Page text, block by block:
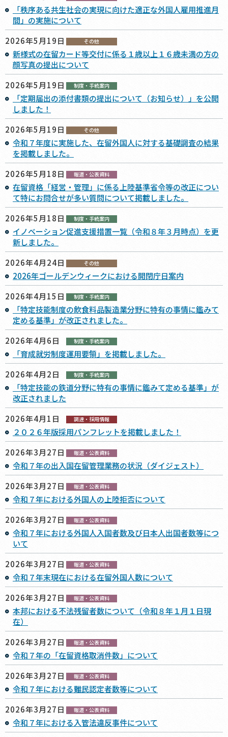
「秩序ある共生社会の実現に向けた適正な外国人雇用推進月
間」の実施について
2026年5月19日
その他
新様式の在留カード等交付に係る１歳以上１６歳未満の方の
顔写真の提出について
2026年5月19日
制度・手続案内
「定期届出の添付書類の提出について（お知らせ）」を公開
しました！
2026年5月19日
その他
令和７年度に実施した、在留外国人に対する基礎調査の結果
を掲載しました。
2026年5月18日
報道・公表資料
在留資格「経営・管理」に係る上陸基準省令等の改正につい
て特にお問合せが多い質問について掲載しました。
2026年5月18日
制度・手続案内
イノベーション促進支援措置一覧（令和８年３月時点）を更
新しました。
2026年4月24日
その他
2026年ゴールデンウィークにおける開閉庁日案内
2026年4月15日
制度・手続案内
「特定技能制度の飲食料品製造業分野に特有の事情に鑑みて
定める基準」が改正されました。
2026年4月6日
制度・手続案内
「育成就労制度運用要領」を掲載しました。
2026年4月2日
制度・手続案内
「特定技能の鉄道分野に特有の事情に鑑みて定める基準」が
改正されました
2026年4月1日
調達・採用情報
２０２６年版採用パンフレットを掲載しました！
2026年3月27日
報道・公表資料
令和７年の出入国在留管理業務の状況（ダイジェスト）
2026年3月27日
報道・公表資料
令和７年における外国人の上陸拒否について
2026年3月27日
報道・公表資料
令和７年における外国人入国者数及び日本人出国者数等につ
いて
2026年3月27日
報道・公表資料
令和７年末現在における在留外国人数について
2026年3月27日
報道・公表資料
本邦における不法残留者数について（令和８年１月１日現
在）
2026年3月27日
報道・公表資料
令和７年の「在留資格取消件数」について
2026年3月27日
報道・公表資料
令和７年における難民認定者数等について
2026年3月27日
報道・公表資料
令和７年における入管法違反事件について